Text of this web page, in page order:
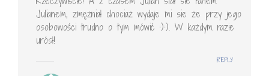
Julianem, zmężniał chociaż wydaje mi sie że przy jego
osobowości trudno o tym mówić :):). W każdym razie
urósł!
REPLY